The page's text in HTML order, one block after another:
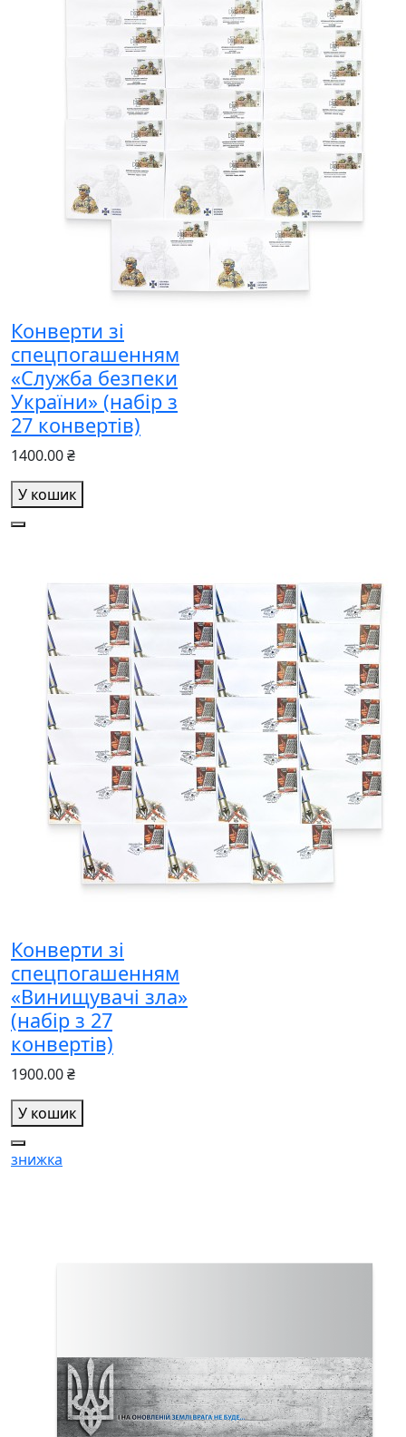
Конверти зі
спецпогашенням
«Служба безпеки
України» (набір з
27 конвертів)
1400.00 ₴
У кошик
Конверти зі
спецпогашенням
«Винищувачі зла»
(набір з 27
конвертів)
1900.00 ₴
У кошик
знижка